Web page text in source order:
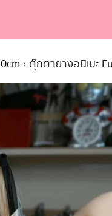
for:› ตุ๊กตายางอนิเมะ